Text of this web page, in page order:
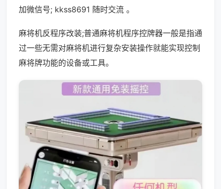
加微信号; kkss8691 随时交流 。
麻将机反程序改装;普通麻将机程序控牌器一般是指通
过一些无需对麻将机进行复杂安装操作就能实现控制
麻将牌功能的设备或工具。